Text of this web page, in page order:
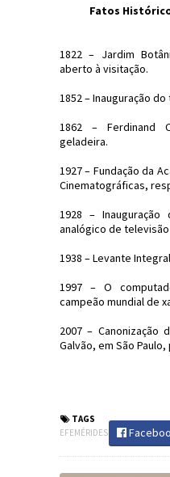
Fatos
1822 – Jardim
aberto à visitação.
1852 – Inauguração
1862 – Ferdinand
geladeira.
1927 – Fundação da
Cinematográficas,
1928 – Inauguração
analógico de
1938 – Levante
1997 – O
campeão mundial de
2007 – Canonização
Galvão, em São Paulo,
TAGS
EFEMÉRIDES